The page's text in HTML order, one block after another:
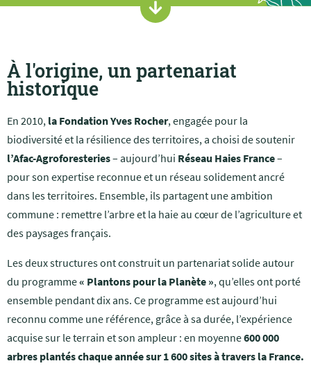
À l'origine, un partenariat
historique
En 2010, la Fondation Yves Rocher, engagée pour la
biodiversité et la résilience des territoires, a choisi de soutenir
l’Afac-Agroforesteries– aujourd’hui Réseau Haies France–
pour son expertise reconnue et un réseau solidement ancré
dans les territoires. Ensemble, ils partagent une ambition
commune : remettre l’arbre et la haie au cœur de l’agriculture et
des paysages français.
Les deux structures ont construit un partenariat solide autour
du programme« Plantons pour la Planète », qu’elles ont porté
ensemble pendant dix ans. Ce programme est aujourd’hui
reconnu comme une référence, grâce à sa durée, l’expérience
acquise sur le terrain et son ampleur : en moyenne600 000
arbres plantés chaque année sur 1 600 sites à travers la France.